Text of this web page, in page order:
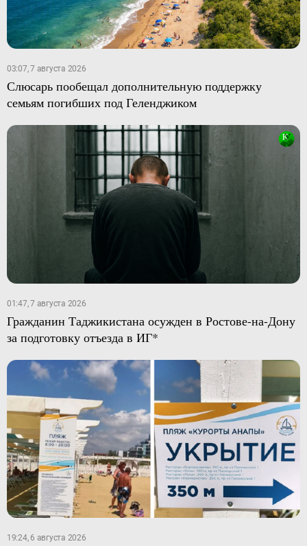
03:07, 7 августа 2026
Слюсарь пообещал дополнительную поддержку
семьям погибших под Геленджиком
01:47, 7 августа 2026
Гражданин Таджикистана осужден в Ростове-на-Дону
за подготовку отъезда в ИГ*
19:24, 6 августа 2026